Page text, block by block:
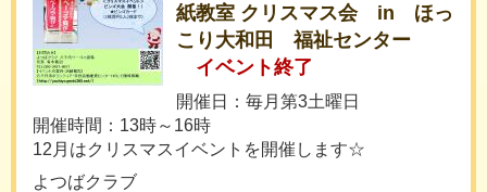
紙教室 クリスマス会 in ほっ
こり大和田 福祉センター
イベント終了
開催日：毎月第3土曜日
開催時間：13時～16時
12月はクリスマスイベントを開催します☆
よつばクラブ